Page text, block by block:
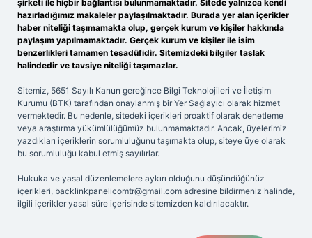
şirketi ile hiçbir bağlantısı bulunmamaktadır. Sitede yalnızca kendi
hazırladığımız makaleler paylaşılmaktadır. Burada yer alan içerikler
haber niteliği taşımamakta olup, gerçek kurum ve kişiler hakkında
paylaşım yapılmamaktadır. Gerçek kurum ve kişiler ile isim
benzerlikleri tamamen tesadüfidir. Sitemizdeki bilgiler taslak
halindedir ve tavsiye niteliği taşımazlar.
Sitemiz, 5651 Sayılı Kanun gereğince Bilgi Teknolojileri ve İletişim
Kurumu (BTK) tarafından onaylanmış bir Yer Sağlayıcı olarak hizmet
vermektedir. Bu nedenle, sitedeki içerikleri proaktif olarak denetleme
veya araştırma yükümlülüğümüz bulunmamaktadır. Ancak, üyelerimiz
yazdıkları içeriklerin sorumluluğunu taşımakta olup, siteye üye olarak
bu sorumluluğu kabul etmiş sayılırlar.
Hukuka ve yasal düzenlemelere aykırı olduğunu düşündüğünüz
içerikleri, backlinkpanelicomtr@gmail.com adresine bildirmeniz halinde,
ilgili içerikler yasal süre içerisinde sitemizden kaldırılacaktır.